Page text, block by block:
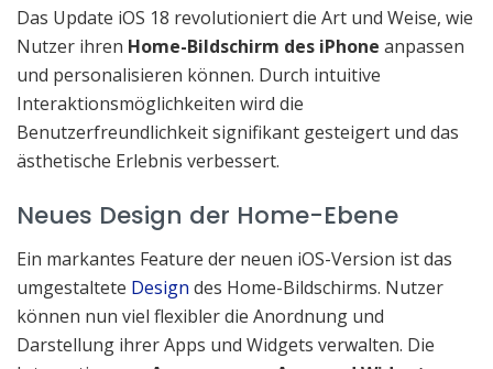
Das Update iOS 18 revolutioniert die Art und Weise, wie
Nutzer ihren Home-Bildschirm des iPhone anpassen
und personalisieren können. Durch intuitive
Interaktionsmöglichkeiten wird die
Benutzerfreundlichkeit signifikant gesteigert und das
ästhetische Erlebnis verbessert.
Neues Design der Home-Ebene
Ein markantes Feature der neuen iOS-Version ist das
umgestaltete Design des Home-Bildschirms. Nutzer
können nun viel flexibler die Anordnung und
Darstellung ihrer Apps und Widgets verwalten. Die